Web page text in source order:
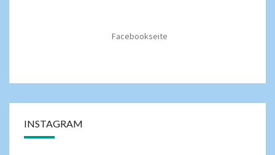
Facebookseite
INSTAGRAM